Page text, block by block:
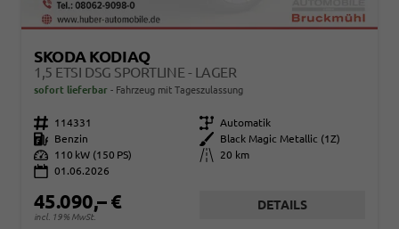
SKODA KODIAQ
1,5 ETSI DSG SPORTLINE - LAGER
sofort lieferbar Fahrzeug mit Tageszulassung
Fahrzeugnr. 114331 Getriebe Automatik
Kraftstoff
Benzin Außenfarbe
Black Magic Metallic (1Z)
Leistung
110 kW (150 PS) Kilometerstand
20 km
01.06.2026
45.090,– €
incl. 19% MwSt.
DETAILS